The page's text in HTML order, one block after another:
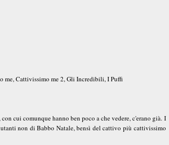
me, Cattivissimo me 2, Gli Incredibili, I Puffi
cui comunque hanno ben poco a che vedere, c'erano già. I
non di Babbo Natale, bensì del cattivo più cattivissimo